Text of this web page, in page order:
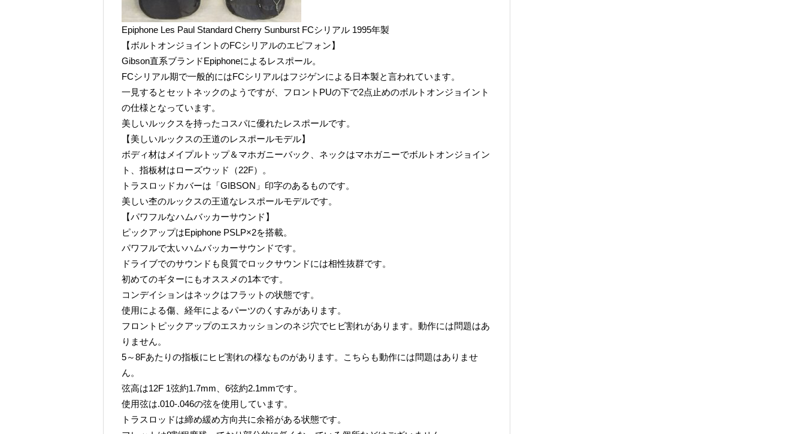
Epiphone Les Paul Standard Cherry Sunburst FCシリアル 1995年製
【ボルトオンジョイントのFCシリアルのエピフォン】
Gibson直系ブランドEpiphoneによるレスポール。
FCシリアル期で一般的にはFCシリアルはフジゲンによる日本製と言われています。
一見するとセットネックのようですが、フロントPUの下で2点止めのボルトオンジョイント
の仕様となっています。
美しいルックスを持ったコスパに優れたレスポールです。
【美しいルックスの王道のレスポールモデル】
ボディ材はメイプルトップ＆マホガニーバック、ネックはマホガニーでボルトオンジョイン
ト、指板材はローズウッド（22F）。
トラスロッドカバーは「GIBSON」印字のあるものです。
美しい杢のルックスの王道なレスポールモデルです。
【パワフルなハムバッカーサウンド】
ピックアップはEpiphone PSLP×2を搭載。
パワフルで太いハムバッカーサウンドです。
ドライブでのサウンドも良質でロックサウンドには相性抜群です。
初めてのギターにもオススメの1本です。
コンデイションはネックはフラットの状態です。
使用による傷、経年によるパーツのくすみがあります。
フロントピックアップのエスカッションのネジ穴でヒビ割れがあります。動作には問題はあ
りません。
5～8Fあたりの指板にヒビ割れの様なものがあります。こちらも動作には問題はありませ
ん。
弦高は12F 1弦約1.7mm、6弦約2.1mmです。
使用弦は.010-.046の弦を使用しています。
トラスロッドは締め緩め方向共に余裕がある状態です。